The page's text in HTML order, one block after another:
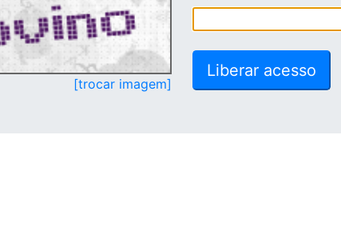
[trocar imagem]